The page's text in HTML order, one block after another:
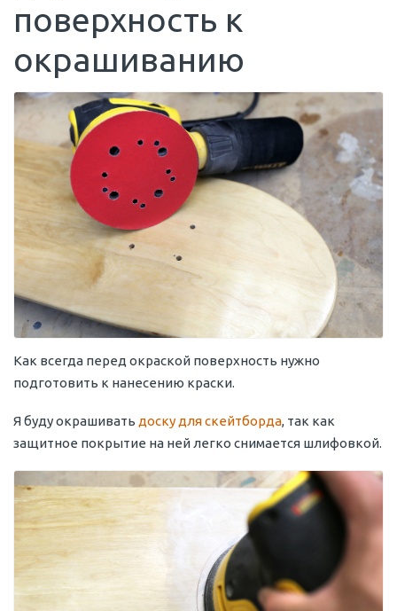
поверхность к
окрашиванию
Как всегда перед окраской поверхность нужно
подготовить к нанесению краски.
Я буду окрашивать доску для скейтборда, так как
защитное покрытие на ней легко снимается шлифовкой.